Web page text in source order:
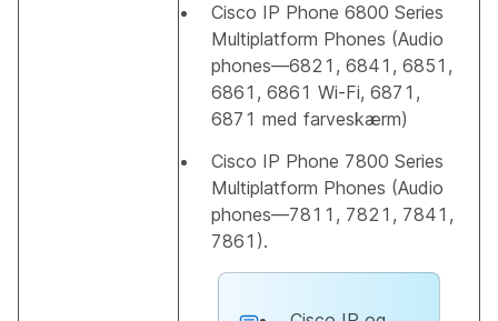
Cisco IP Phone 6800 Series
Multiplatform Phones (Audio
phones—6821, 6841, 6851,
6861, 6861 Wi-Fi, 6871,
6871 med farveskærm)
Cisco IP Phone 7800 Series
Multiplatform Phones (Audio
phones—7811, 7821, 7841,
7861).